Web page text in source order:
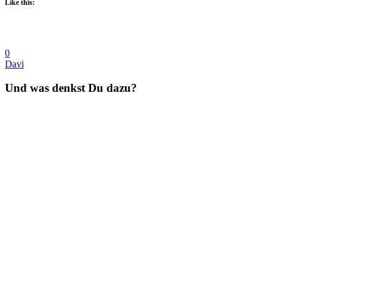
Like this:
0
Davi
Und was denkst Du dazu?